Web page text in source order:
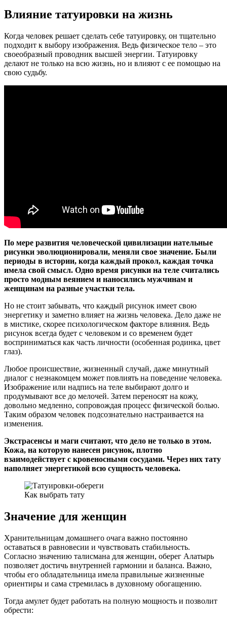
Влияние татуировки на жизнь
Когда человек решает сделать себе татуировку, он тщательно
подходит к выбору изображения. Ведь физическое тело – это
своеобразный проводник высшей энергии. Татуировку
делают не только на всю жизнь, но и влияют с ее помощью на
свою судьбу.
По мере развития человеческой цивилизации нательные
рисунки эволюционировали, меняли свое значение. Были
периоды в истории, когда каждый прокол, каждая точка
имела свой смысл. Одно время рисунки на теле считались
просто модным веянием и наносились мужчинам и
женщинам на разные участки тела.
Но не стоит забывать, что каждый рисунок имеет свою
энергетику и заметно влияет на жизнь человека. Дело даже не
в мистике, скорее психологическом факторе влияния. Ведь
рисунок всегда будет с человеком и со временем будет
восприниматься как часть личности (особенная родинка, цвет
глаз).
Любое происшествие, жизненный случай, даже минутный
диалог с незнакомцем может повлиять на поведение человека.
Изображение или надпись на теле выбирают долго и
продумывают все до мелочей. Затем переносят на кожу,
довольно медленно, сопровождая процесс физической болью.
Таким образом человек подсознательно настраивается на
изменения.
Экстрасенсы и маги считают, что дело не только в этом.
Кожа, на которую нанесен рисунок, плотно
взаимодействует с кровеносными сосудами. Через них тату
наполняет энергетикой всю сущность человека.
Как выбрать тату
Значение для женщин
Хранительницам домашнего очага важно постоянно
оставаться в равновесии и чувствовать стабильность.
Согласно значению талисмана для женщин, оберег Алатырь
позволяет достичь внутренней гармонии и баланса. Важно,
чтобы его обладательница имела правильные жизненные
ориентиры и сама стремилась в духовному обогащению.
Тогда амулет будет работать на полную мощность и позволит
обрести: